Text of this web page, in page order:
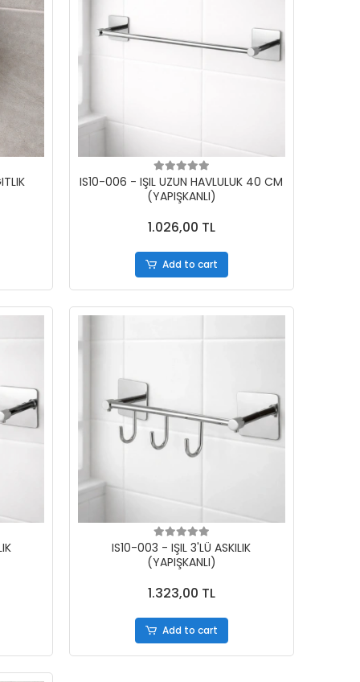
IS10-006 - IŞIL UZUN HAVLULUK 40 CM
(YAPIŞKANLI)
1.026,00 TL
Add to cart
IS10-003 - IŞIL 3'LÜ ASKILIK
(YAPIŞKANLI)
1.323,00 TL
Add to cart